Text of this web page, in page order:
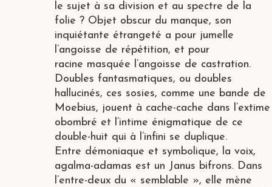
le sujet à sa division et au spectre de la
folie ? Objet obscur du manque, son
inquiétante étrangeté a pour jumelle
l’angoisse de répétition, et pour
racine masquée l’angoisse de castration.
Doubles fantasmatiques, ou doubles
hallucinés, ces sosies, comme une bande de
Moebius, jouent à cache-cache dans l’extime
obombré et l’intime énigmatique de ce
double-huit qui à l’infini se duplique.
Entre démoniaque et symbolique, la voix,
agalma-adamas est un Janus bifrons. Dans
l’entre-deux du « semblable », elle mène